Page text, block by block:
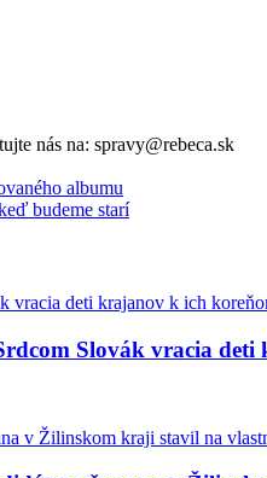
nás na: spravy@rebeca.sk
albumu
budeme starí
Slovák vracia